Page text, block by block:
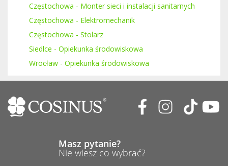
Częstochowa - Monter sieci i instalacji sanitarnych
Częstochowa - Elektromechanik
Częstochowa - Stolarz
Siedlce - Opiekunka środowiskowa
Wrocław - Opiekunka środowiskowa
Masz pytanie?
Nie wiesz co wybrać?